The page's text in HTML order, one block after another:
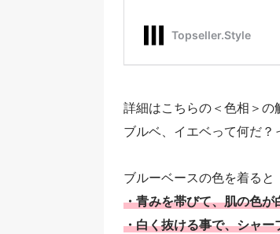
詳細はこちらの＜色相＞
ブルベ、イエベって何だ？
ブルーベースの色を着ると
・青みを帯びて、肌の色が
・白く抜ける事で、シャー